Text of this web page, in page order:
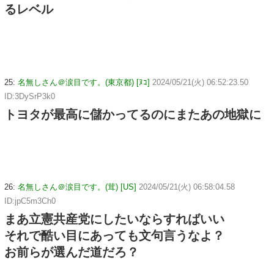
るレベル
25: 名無しさん＠涙目です。(東京都) [ﾇｺ] 2024/05/21(火) 06:52:23.50
ID:3DySrP3k0
トヨタが最高に儲かってるのにまたあの地獄に
26: 名無しさん＠涙目です。(茸) [US] 2024/05/21(火) 06:58:04.58
ID:jpC5m3Ch0
まあ立憲共産党にしたいならすればいい
それで酷い目にあっても文句言うなよ？
お前らが選んだ道だろ？